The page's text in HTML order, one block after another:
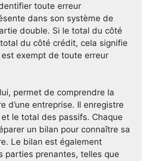
toute erreur
dans son système de
double. Si le total du côté
du côté crédit, cela signifie
exempt de toute erreur
permet de comprendre la
d’une entreprise. Il enregistre
le total des passifs. Chaque
un bilan pour connaître sa
Le bilan est également
parties prenantes, telles que